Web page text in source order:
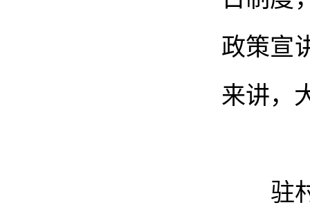
政策宣
来讲，
驻村